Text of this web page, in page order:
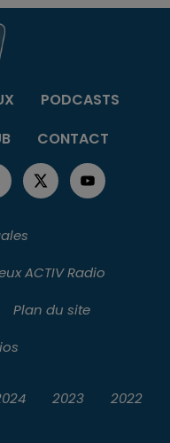
PODCASTS
CONTACT
ACTIV Radio
Plan du site
2023 2022